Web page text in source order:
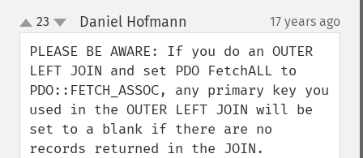
up
down
23 Daniel Hofmann 17 years ago
PLEASE BE AWARE: If you do an OUTER
LEFT JOIN and set PDO FetchALL to
PDO::FETCH_ASSOC, any primary key you
used in the OUTER LEFT JOIN will be
set to a blank if there are no
records returned in the JOIN.